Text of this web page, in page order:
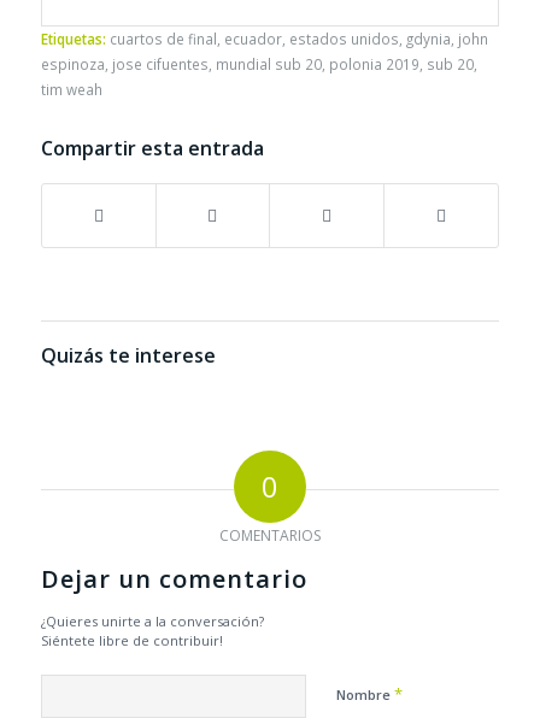
Etiquetas: cuartos de final, ecuador, estados unidos, gdynia, john
espinoza, jose cifuentes, mundial sub 20, polonia 2019, sub 20,
tim weah
Compartir esta entrada
Quizás te interese
0
COMENTARIOS
Dejar un comentario
¿Quieres unirte a la conversación?
Siéntete libre de contribuir!
Nombre *